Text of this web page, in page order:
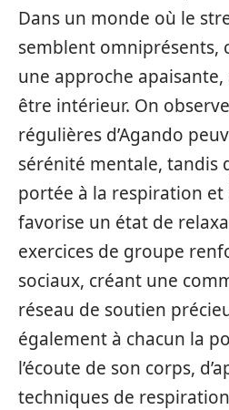
Dans un monde où le
semblent omniprésents,
une approche
être intérieur. On
régulières d’Agando
sérénité mentale, tandis
portée à la respiration
favorise un état de
exercices de groupe
sociaux, créant une
réseau de soutien
également à chacun la
l’écoute de son corps,
techniques de